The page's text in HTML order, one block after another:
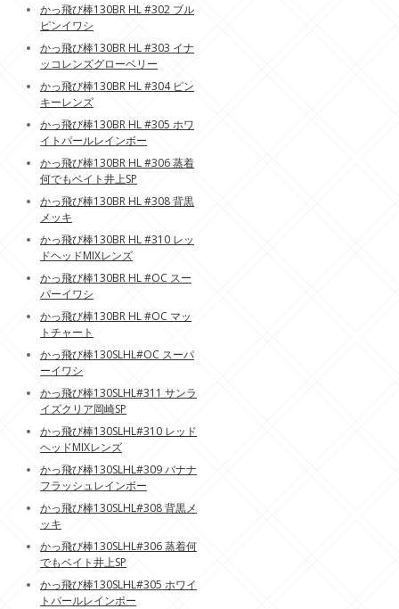
かっ飛び棒130BR HL #302 ブル
ピンイワシ
かっ飛び棒130BR HL #303 イナ
ッコレンズグローベリー
かっ飛び棒130BR HL #304 ピン
キーレンズ
かっ飛び棒130BR HL #305 ホワ
イトパールレインボー
かっ飛び棒130BR HL #306 蒸着
何でもベイト井上SP
かっ飛び棒130BR HL #308 背黒
メッキ
かっ飛び棒130BR HL #310 レッ
ドヘッドMIXレンズ
かっ飛び棒130BR HL #OC スー
パーイワシ
かっ飛び棒130BR HL #OC マッ
トチャート
かっ飛び棒130SLHL#OC スーパ
ーイワシ
かっ飛び棒130SLHL#311 サンラ
イズクリア岡崎SP
かっ飛び棒130SLHL#310 レッド
ヘッドMIXレンズ
かっ飛び棒130SLHL#309 バナナ
フラッシュレインボー
かっ飛び棒130SLHL#308 背黒メ
ッキ
かっ飛び棒130SLHL#306 蒸着何
でもベイト井上SP
かっ飛び棒130SLHL#305 ホワイ
トパールレインボー